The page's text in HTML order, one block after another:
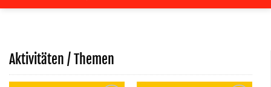
Aktivitäten / Themen